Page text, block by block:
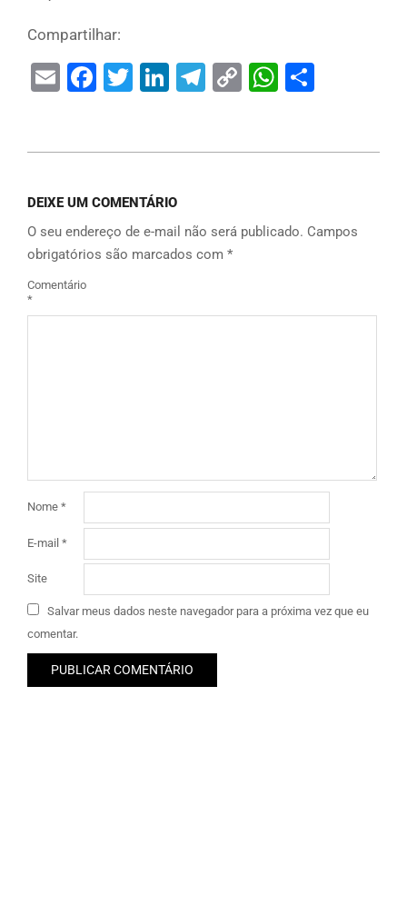
Compartilhar:
EmailFacebook
Twitter
LinkedIn
Telegram
Copy
DEIXE UM COMENTÁRIO
O seu endereço de e-mail não será publicado. Campos
obrigatórios são marcados com *
Comentário
*
Nome *
E-mail *
Site
Salvar meus dados neste navegador para a próxima vez que eu
comentar.